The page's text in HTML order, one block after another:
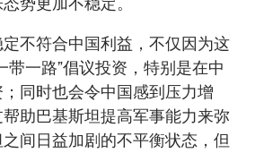
不符合中国利益，不仅因为这
带一路”倡议投资，特别是在中
同时也会令中国感到压力增
助巴基斯坦提高军事能力来弥
间日益加剧的不平衡状态，但